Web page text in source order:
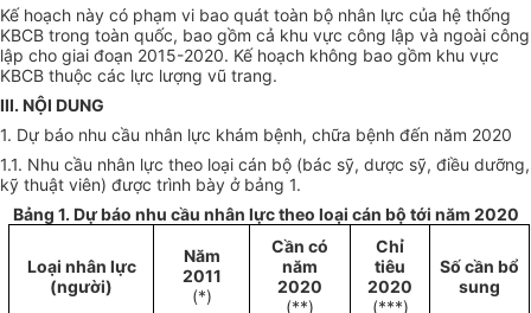
Kế hoạch này có phạm vi bao quát toàn bộ nhân lực của hệ thống
KBCB trong toàn quốc, bao gồm cả khu vực công lập và ngoài công
lập cho giai đoạn 2015-2020. Kế hoạch không bao gồm khu vực
KBCB thuộc các lực lượng vũ trang.
III. NỘI DUNG
1. Dự báo nhu cầu nhân lực khám bệnh, chữa bệnh đến năm 2020
1.1. Nhu cầu nhân lực theo loại cán bộ (bác sỹ, dược sỹ, điều dưỡng,
kỹ thuật viên) được trình bày ở bảng 1.
Bảng 1. Dự báo nhu cầu nhân lực theo loại cán bộ tới năm 2020
Loại nhân lực
(người)
Năm
2011
(*)
Cần có
năm
2020
(**)
Chỉ
tiêu
2020
(***)
Số cần bổ
sung